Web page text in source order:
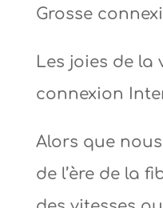
Grosse
Les joies de la
connexion
Alors que
de l’ère de la